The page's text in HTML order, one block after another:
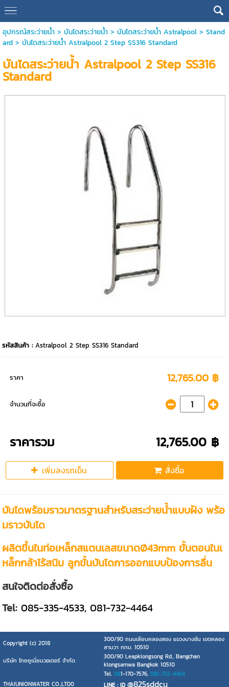
อุปกรณ์สระว่ายน้ำ> บันไดสระว่ายน้ำ> บันไดสระว่ายน้ำ Astralpool> Stand
ard> บันไดสระว่ายน้ำ Astralpool 2 Step SS316 Standard
บันไดสระว่ายน้ำ Astralpool 2 Step SS316
Standard
รหัสสินค้า :Astralpool 2 Step SS316 Standard
ราคา 12,765.00 ฿
จำนวนที่จะซื้อ
ราคารวม 12,765.00 ฿
เพิ่มลงรถเข็น สั่งซื้อ
บันไดพร้อมราวมาตรฐานสำหรับสระว่ายน้ำแบบฝัง พร้อ
มราวบันได
ผลิตขึ้นในท่อเหล็กสแตนเลสขนาดØ43mm ขั้นตอนในเ
หล็กกล้าไร้สนิม ลูกขั้นบันไดการออกแบบป้องการลื่น
สนใจติดต่อสั่งซื้อ
Tel: 085-335-4533, 081-732-4464
Copyright (c) 2018
300/90 ถนนเลียบคลองสอง แขวงบางชัน เขตคลอง
สามวา กทม. 10510
บริษัท ไทยยูเนี่ยนวอเตอร์ จำกัด
300/90 Leapklongsong Rd., Bangchan
klongsamwa Bangkok 10510
THAIUNIONWATER CO.,LTD0
Tel. 081-170-7576, 081-732-4464
LINE : ID @825sddcu